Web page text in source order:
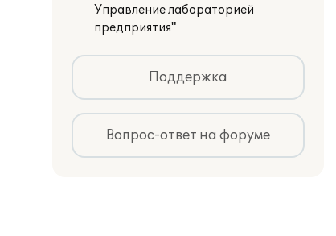
Управление лабораторией
предприятия"
Поддержка
Вопрос-ответ на форуме